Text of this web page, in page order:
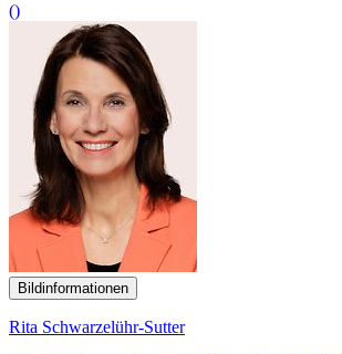
()
Bildinformationen
Rita Schwarzelühr-Sutter